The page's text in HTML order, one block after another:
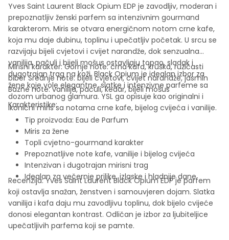
Yves Saint Laurent Black Opium EDP je zavodljiv, moderan i
prepoznatljiv ženski parfem sa intenzivnim gourmand
karakterom. Miris se otvara energičnom notom crne kafe,
koja mu daje dubinu, toplinu i upečatljiv početak. U srcu se
razvijaju bijeli cvjetovi i cvijet narandže, dok senzualna
vanilija, pačuli i bijeli mošus ostavljaju topao, sladak i
dugotrajan trag na koži. Black Opium je idealan izbor za
žene koje vole elegantne, slatke i intenzivne parfeme sa
dozom urbanog glamura. YSL ga opisuje kao originalni i
ikonični miris sa notama crne kafe, bijelog cvijeća i vanilije.
Mirisni karakter: Gornje note: crna kafa, kruška, ružičasti
biber Srednje note: bijeli cvjetovi, cvijet narandže, jasmin
Bazne note: vanilija, pačuli, kedar, bijeli mošus
Karakteristike:
Tip proizvoda: Eau de Parfum
Miris za žene
Topli cvjetno-gourmand karakter
Prepoznatljive note kafe, vanilije i bijelog cvijeća
Intenzivan i dugotrajan mirisni trag
Idealan za večernje prilike, izlaske i hladnije dane
Recenzija: Yves Saint Laurent Black Opium EDP je parfem
koji ostavlja snažan, ženstven i samouvjeren dojam. Slatka
vanilija i kafa daju mu zavodljivu toplinu, dok bijelo cvijeće
donosi elegantan kontrast. Odličan je izbor za ljubiteljice
upečatljivih parfema koji se pamte.